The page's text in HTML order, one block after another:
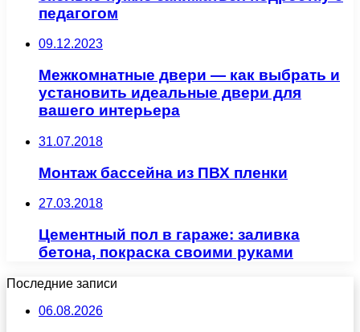
педагогом
09.12.2023
Межкомнатные двери — как выбрать и
установить идеальные двери для
вашего интерьера
31.07.2018
Монтаж бассейна из ПВХ пленки
27.03.2018
Цементный пол в гараже: заливка
бетона, покраска своими руками
Последние записи
06.08.2026